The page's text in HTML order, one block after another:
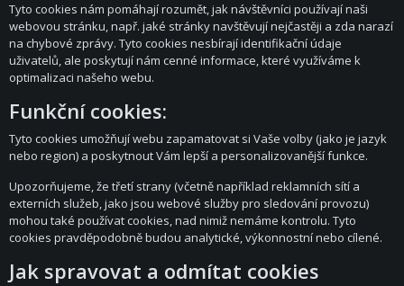
Tyto cookies nám pomáhají rozumět, jak návštěvníci používají naši
webovou stránku, např. jaké stránky navštěvují nejčastěji a zda narazí
na chybové zprávy. Tyto cookies nesbírají identifikační údaje
uživatelů, ale poskytují nám cenné informace, které využíváme k
optimalizaci našeho webu.
Funkční cookies:
Tyto cookies umožňují webu zapamatovat si Vaše volby (jako je jazyk
nebo region) a poskytnout Vám lepší a personalizovanější funkce.
Upozorňujeme, že třetí strany (včetně například reklamních sítí a
externích služeb, jako jsou webové služby pro sledování provozu)
mohou také používat cookies, nad nimiž nemáme kontrolu. Tyto
cookies pravděpodobně budou analytické, výkonnostní nebo cílené.
Jak spravovat a odmítat cookies